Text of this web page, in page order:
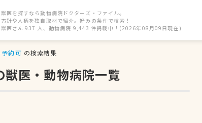
医を探すなら動物病院ドクターズ・ファイル。
針や人柄を独自取材で紹介。好みの条件で検索！
獣医さん 937 人、動物病院 9,443 件掲載中！(2026年08月09日現在)
予約可 の検索結果
医・動物病院一覧